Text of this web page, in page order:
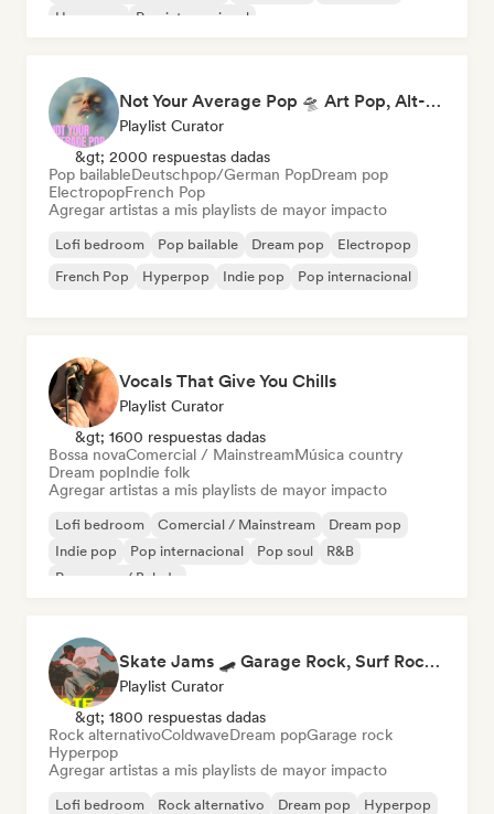
Hyperpop
Pop internacional
Not Your Average Pop 🛸 Art Pop, Alt-Pop & Indie Pop
Playlist Curator
&gt; 2000 respuestas dadas
Pop bailableDeutschpop/German PopDream pop
ElectropopFrench Pop
Agregar artistas a mis playlists de mayor impacto
Lofi bedroom Pop bailable Dream pop
Electropop
French Pop
Hyperpop Indie pop Pop internacional
Vocals That Give You Chills
Playlist Curator
&gt; 1600 respuestas dadas
Bossa novaComercial / MainstreamMúsica country
Dream popIndie folk
Agregar artistas a mis playlists de mayor impacto
Lofi bedroom Comercial / Mainstream
Dream pop
Indie pop
Pop internacional Pop soul
R&B
Pop suave / Balada
Skate Jams 🛹 Garage Rock, Surf Rock & Neo-Psych
Playlist Curator
&gt; 1800 respuestas dadas
Rock alternativoColdwaveDream popGarage rock
Hyperpop
Agregar artistas a mis playlists de mayor impacto
Lofi bedroom Rock alternativo Dream pop
Hyperpop